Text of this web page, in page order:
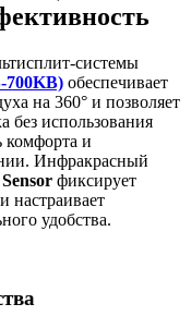
системы
700KB) обеспечивает
на 360° и позволяет
без использования
комфорта и
Инфракрасный
фиксирует
настраивает
удобства.